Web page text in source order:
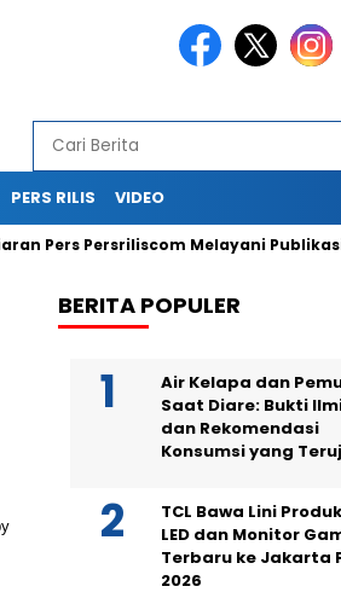
PERS RILIS VIDEO
Persriliscom Melayani Publikasi ke
BERITA POPULER
Air Kelapa dan
Saat Diare: Bukti
dan Rekomendasi
Konsumsi yang
TCL Bawa Lini
LED dan Monitor
Terbaru ke Jakarta
2026